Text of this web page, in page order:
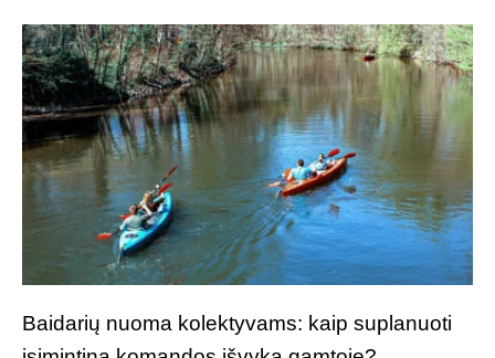
Baidarių nuoma kolektyvams: kaip suplanuoti